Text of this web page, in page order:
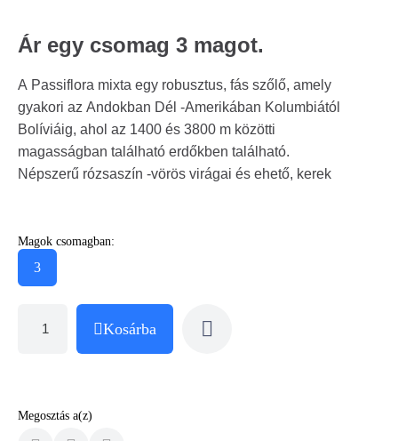
Ár egy csomag 3 magot.
A Passiflora mixta egy robusztus, fás szőlő, amely
gyakori az Andokban Dél -Amerikában Kolumbiától
Bolíviáig, ahol az 1400 és 3800 m közötti
magasságban található erdőkben található.
Népszerű rózsaszín -vörös virágai és ehető, kerek
Magok csomagban:
3
Kosárba
Megosztás a(z)